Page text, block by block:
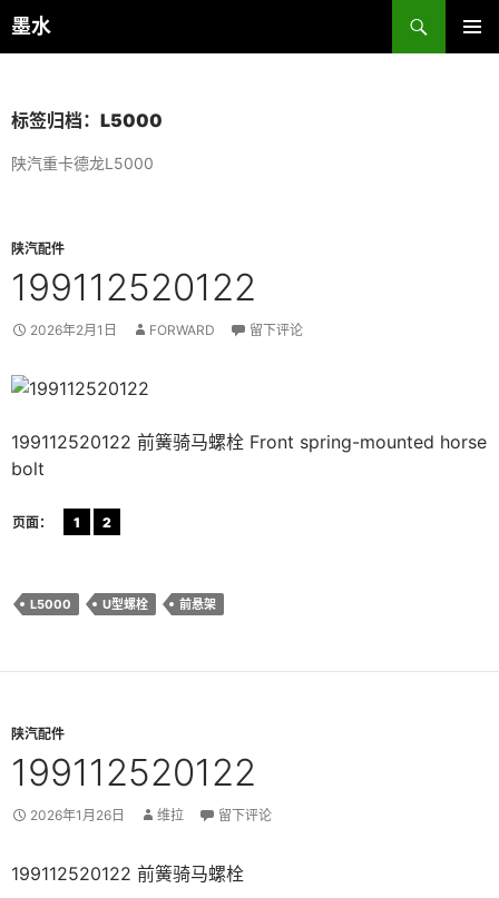
跳
至
墨水
搜
索
标签归档：L5000
陕汽重卡德龙L5000
陕汽配件
199112520122
2026年2月1日 FORWARD 留下评论
199112520122 前簧骑马螺栓 Front spring-mounted horse
bolt
页面： 1 2
L5000 U型螺栓 前悬架
陕汽配件
199112520122
2026年1月26日 维拉 留下评论
199112520122 前簧骑马螺栓